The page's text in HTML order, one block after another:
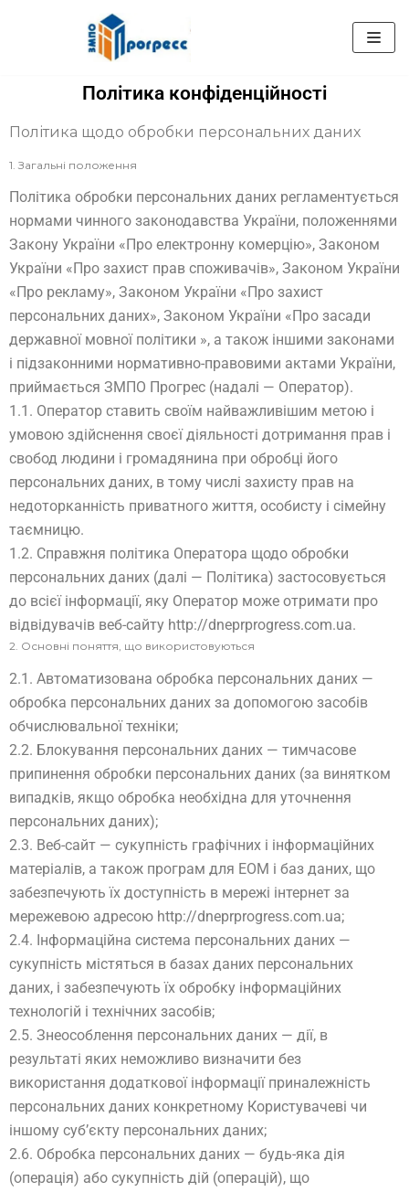
содержимомуПолітика конфіденційності
Політика щодо обробки персональних даних
1. Загальні положення
Політика обробки персональних даних регламентується
нормами чинного законодавства України, положеннями
Закону України «Про електронну комерцію», Законом
України «Про захист прав споживачів», Законом України
«Про рекламу», Законом України «Про захист
персональних даних», Законом України «Про засади
державної мовної політики », а також іншими законами
і підзаконними нормативно-правовими актами України,
приймається ЗМПО Прогрес (надалі — Оператор).
1.1. Оператор ставить своїм найважливішим метою і
умовою здійснення своєї діяльності дотримання прав і
свобод людини і громадянина при обробці його
персональних даних, в тому числі захисту прав на
недоторканність приватного життя, особисту і сімейну
таємницю.
1.2. Справжня політика Оператора щодо обробки
персональних даних (далі — Політика) застосовується
до всієї інформації, яку Оператор може отримати про
відвідувачів веб-сайту http://dneprprogress.com.ua.
2. Основні поняття, що використовуються
2.1. Автоматизована обробка персональних даних —
обробка персональних даних за допомогою засобів
обчислювальної техніки;
2.2. Блокування персональних даних — тимчасове
припинення обробки персональних даних (за винятком
випадків, якщо обробка необхідна для уточнення
персональних даних);
2.3. Веб-сайт — сукупність графічних і інформаційних
матеріалів, а також програм для ЕОМ і баз даних, що
забезпечують їх доступність в мережі інтернет за
мережевою адресою http://dneprprogress.com.ua;
2.4. Інформаційна система персональних даних —
сукупність містяться в базах даних персональних
даних, і забезпечують їх обробку інформаційних
технологій і технічних засобів;
2.5. Знеособлення персональних даних — дії, в
результаті яких неможливо визначити без
використання додаткової інформації приналежність
персональних даних конкретному Користувачеві чи
іншому суб’єкту персональних даних;
2.6. Обробка персональних даних — будь-яка дія
(операція) або сукупність дій (операцій), що